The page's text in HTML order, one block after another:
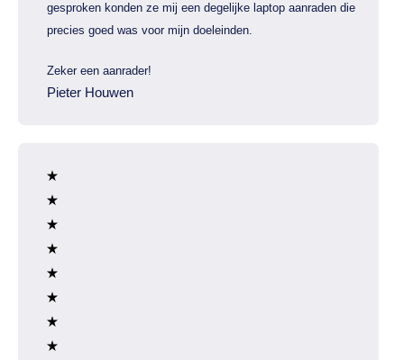
gesproken konden ze mij een degelijke laptop aanraden die
precies goed was voor mijn doeleinden.
Zeker een aanrader!
Pieter Houwen